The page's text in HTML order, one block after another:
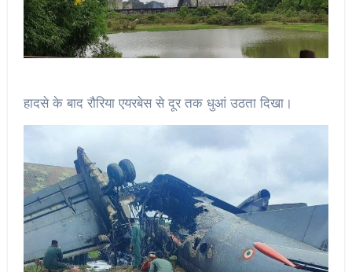
हादसे के बाद रौरिया एयरबेस से दूर तक धुआं उठता दिखा।